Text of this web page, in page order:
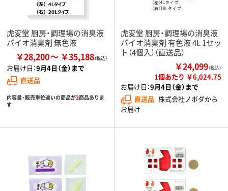
虎変堂 厨房・調理場の消臭液
バイオ消臭剤 無色液
￥28,200 ￥35,188
お届け日：9月4日（金）まで
直送品
内容量・販売単位違いの商品が2商品ありま
す
虎変堂 厨房・調理場の消臭液
バイオ消臭剤 有色液 4L 1セッ
ト（4個入）（直送品）
￥24,099（税込）
1個あたり ￥6,024.75
お届け日：9月4日（金）まで
直送品 株式会社ノボダから
お届け